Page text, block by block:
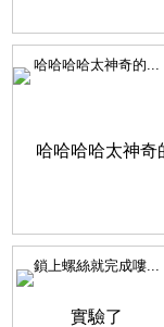
哈哈哈哈太神奇的...
鎖上螺絲就完成嘍...